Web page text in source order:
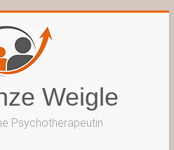
Weigle
Psychotherapeutin